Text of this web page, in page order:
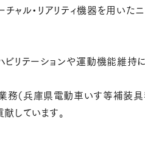
ャル・リアリティ機器を用いた
ビリテーションや運動機能維
（兵庫県電動車いす等補装具
しています。